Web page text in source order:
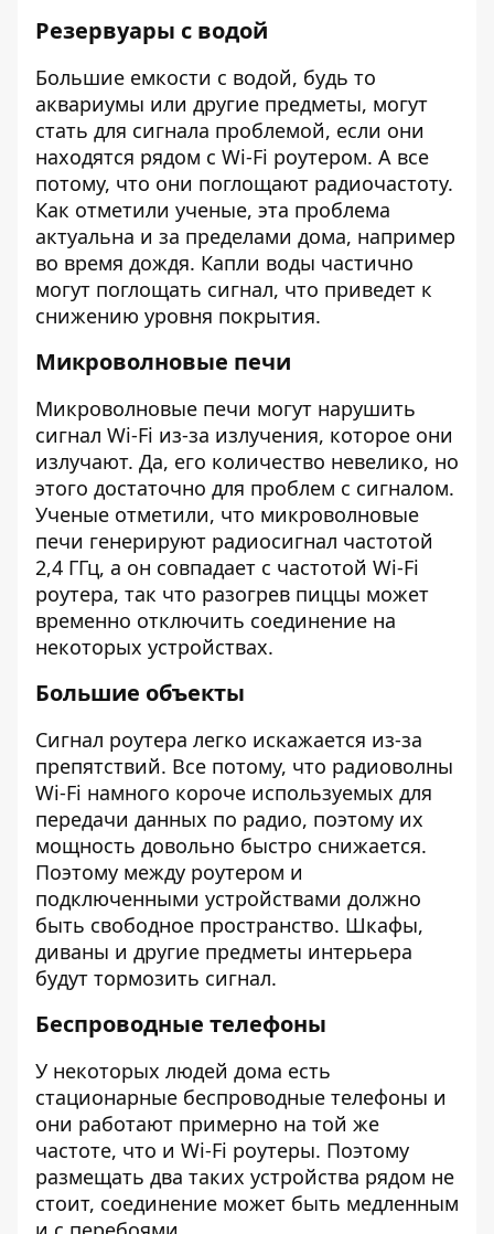
Резервуары с водой
Большие емкости с водой, будь то
аквариумы или другие предметы, могут
стать для сигнала проблемой, если они
находятся рядом с Wi-Fi роутером. А все
потому, что они поглощают радиочастоту.
Как отметили ученые, эта проблема
актуальна и за пределами дома, например
во время дождя. Капли воды частично
могут поглощать сигнал, что приведет к
снижению уровня покрытия.
Микроволновые печи
Микроволновые печи могут нарушить
сигнал Wi-Fi из-за излучения, которое они
излучают. Да, его количество невелико, но
этого достаточно для проблем с сигналом.
Ученые отметили, что микроволновые
печи генерируют радиосигнал частотой
2,4 ГГц, а он совпадает с частотой Wi-Fi
роутера, так что разогрев пиццы может
временно отключить соединение на
некоторых устройствах.
Большие объекты
Сигнал роутера легко искажается из-за
препятствий. Все потому, что радиоволны
Wi-Fi намного короче используемых для
передачи данных по радио, поэтому их
мощность довольно быстро снижается.
Поэтому между роутером и
подключенными устройствами должно
быть свободное пространство. Шкафы,
диваны и другие предметы интерьера
будут тормозить сигнал.
Беспроводные телефоны
У некоторых людей дома есть
стационарные беспроводные телефоны и
они работают примерно на той же
частоте, что и Wi-Fi роутеры. Поэтому
размещать два таких устройства рядом не
стоит, соединение может быть медленным